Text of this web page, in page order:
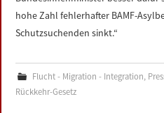
hohe Zahl fehlerhafter BAMF-
Schutzsuchenden sinkt.“
Flucht - Migration - Integration,
Rückkehr-Gesetz